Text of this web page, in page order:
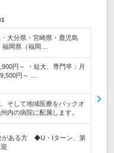
大分県・宮崎県・鹿児島
福岡県（福岡…
円～ ・短大、専門卒：月
円～ …
そして地域医療をバックオ
内の病院に配属します。
がある方 ◆U・Iターン、第